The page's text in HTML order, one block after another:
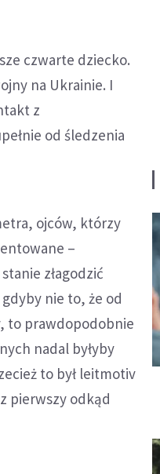
czwarte dziecko.
na Ukrainie. I
z
od śledzenia
ojców, którzy
–
złagodzić
nie to, że od
to prawdopodobnie
nadal byłyby
to był leitmotiv
pierwszy odkąd